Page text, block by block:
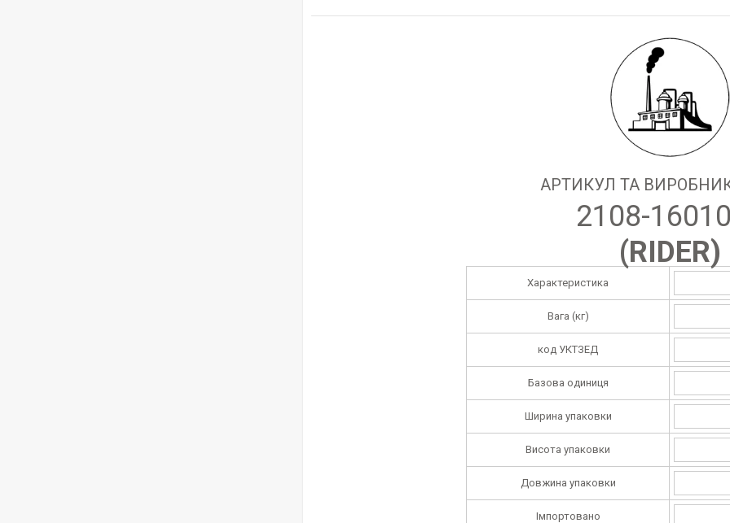
АРТИКУЛ ТА
2108-
(RIDER)
Характеристика
Вага (кг)
код УКТЗЕД
Базова одиниця
Ширина упаковки
Висота упаковки
Довжина упаковки
Імпортовано